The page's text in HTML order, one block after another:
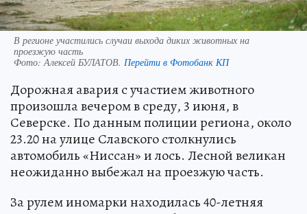
В регионе участились случаи выхода диких животных на
проезжую часть
Фото: Алексей БУЛАТОВ. Перейти в Фотобанк КП
Дорожная авария с участием животного
произошла вечером в среду, 3 июня, в
Северске. По данным полиции региона, около
23.20 на улице Славского столкнулись
автомобиль «Ниссан» и лось. Лесной великан
неожиданно выбежал на проезжую часть.
За рулем иномарки находилась 40-летняя